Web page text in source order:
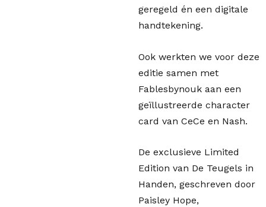
geregeld én een digitale
handtekening.
Ook werkten we voor deze
editie samen met
Fablesbynouk aan een
geïllustreerde character
card van CeCe en Nash.
De exclusieve Limited
Edition van De Teugels in
Handen, geschreven door
Paisley Hope,